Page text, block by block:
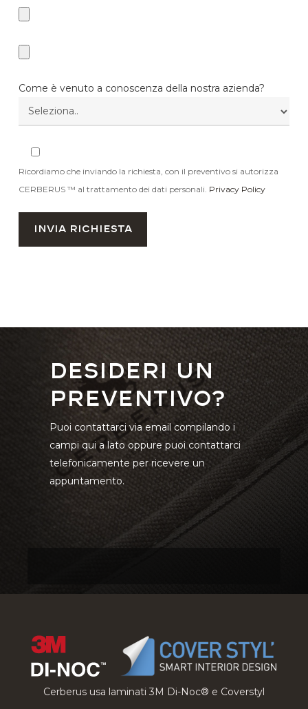
Come è venuto a conoscenza della nostra azienda?
Ricordiamo che inviando la richiesta, con il preventivo si autorizza
CERBERUS ™ al trattamento dei dati personali. Privacy Policy
Desideri un
preventivo?
Puoi contattarci via email compilando i
campi qui a lato oppure puoi contattarci
telefonicamente per ricevere un
appuntamento.
Cerberus usa laminati 3M Di-Noc® e Coverstyl